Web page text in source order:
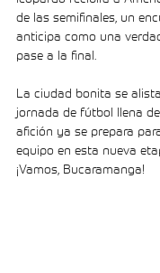
de las semifinales, un
anticipa como una
pase a la final.
La ciudad bonita se
jornada de fútbol llena
afición ya se prepara
equipo en esta nueva
¡Vamos, Bucaramanga!